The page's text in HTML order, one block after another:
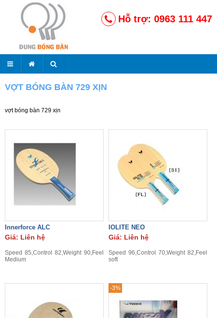
Hỗ trợ: 0963 111 447
VỢT BÓNG BÀN 729 XỊN
vợt bóng bàn 729 xịn
Innerforce ALC
Giá: Liên hệ
Speed 85,Control 82,Weight 90,Feel
Medium
IOLITE NEO
Giá: Liên hệ
Speed 96,Control 70,Weight 82,Feel
soft
-3%